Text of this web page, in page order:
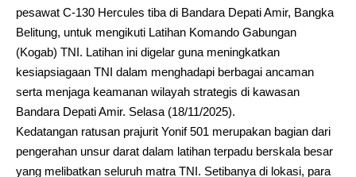
pesawat C-130 Hercules tiba di Bandara Depati Amir, Bangka
Belitung, untuk mengikuti Latihan Komando Gabungan
(Kogab) TNI. Latihan ini digelar guna meningkatkan
kesiapsiagaan TNI dalam menghadapi berbagai ancaman
serta menjaga keamanan wilayah strategis di kawasan
Bandara Depati Amir. Selasa (18/11/2025).
Kedatangan ratusan prajurit Yonif 501 merupakan bagian dari
pengerahan unsur darat dalam latihan terpadu berskala besar
yang melibatkan seluruh matra TNI. Setibanya di lokasi, para